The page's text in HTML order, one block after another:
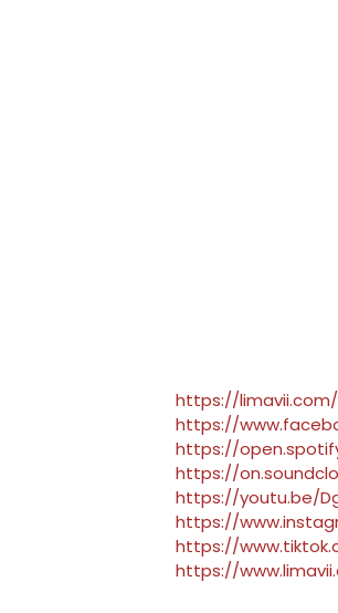
https://limavii.com/
https://
https://
https://
https://youtu.be/
https://
https://
https://